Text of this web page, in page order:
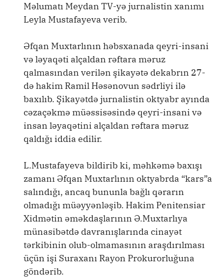
Məlumatı Meydan TV-yə jurnalistin xanımı
Leyla Mustafayeva verib.
Əfqan Muxtarlının həbsxanada qeyri-insani
və ləyaqəti alçaldan rəftara məruz
qalmasından verilən şikayətə dekabrın 27-
də hakim Ramil Həsənovun sədrliyi ilə
baxılıb. Şikayətdə jurnalistin oktyabr ayında
cəzaçəkmə müəssisəsində qeyri-insani və
insan ləyaqətini alçaldan rəftara məruz
qaldığı iddia edilir.
L.Mustafayeva bildirib ki, məhkəmə baxışı
zamanı Əfqan Muxtarlının oktyabrda “kars”a
salındığı, ancaq bununla bağlı qərarın
olmadığı müəyyənləşib. Hakim Penitensiar
Xidmətin əməkdaşlarının Ə.Muxtarlıya
münasibətdə davranışlarında cinayət
tərkibinin olub-olmamasının araşdırılması
üçün işi Suraxanı Rayon Prokurorluğuna
göndərib.